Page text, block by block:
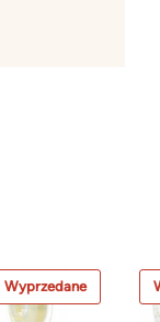
Wyprzedane